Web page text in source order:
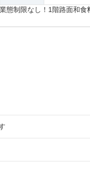
業態制限なし！1階路面和食
の案件一覧
件の案件一覧
物件の案件一覧